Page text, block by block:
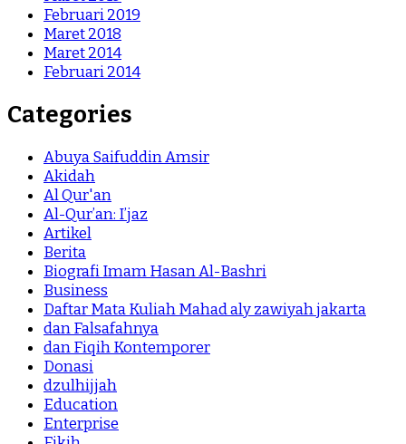
Februari 2019
Maret 2018
Maret 2014
Februari 2014
Categories
Abuya Saifuddin Amsir
Akidah
Al Qur'an
Al-Qur’an: I’jaz
Artikel
Berita
Biografi Imam Hasan Al-Bashri
Business
Daftar Mata Kuliah Mahad aly zawiyah jakarta
dan Falsafahnya
dan Fiqih Kontemporer
Donasi
dzulhijjah
Education
Enterprise